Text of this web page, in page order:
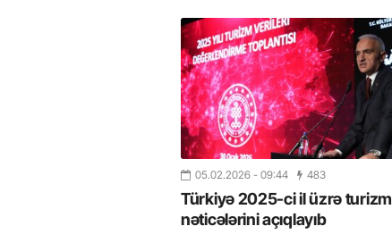
05.02.2026 - 09:44 483
Türkiyə 2025-ci il üzrə turizm
nəticələrini açıqlayıb